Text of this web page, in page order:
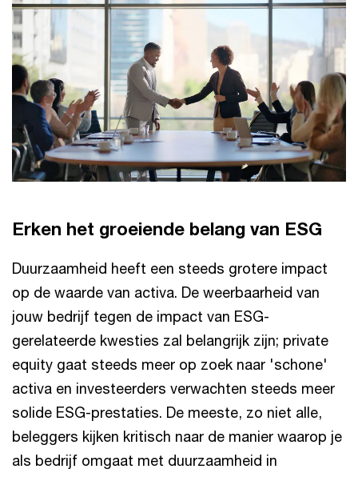
Erken het groeiende belang van ESG
Duurzaamheid heeft een steeds grotere impact
op de waarde van activa. De weerbaarheid van
jouw bedrijf tegen de impact van ESG-
gerelateerde kwesties zal belangrijk zijn; private
equity gaat steeds meer op zoek naar 'schone'
activa en investeerders verwachten steeds meer
solide ESG-prestaties. De meeste, zo niet alle,
beleggers kijken kritisch naar de manier waarop je
als bedrijf omgaat met duurzaamheid in